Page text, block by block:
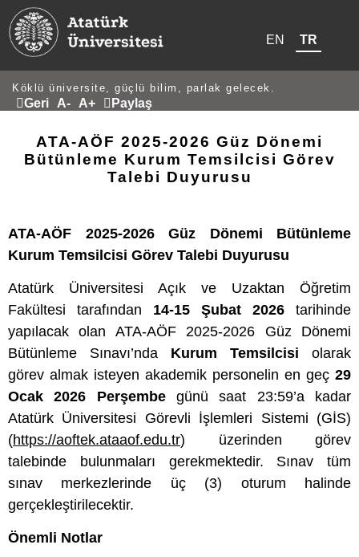
EN TR
Köklü üniversite, güçlü bilim, parlak gelecek.
Geri A- A+ Paylaş
ATA-AÖF 2025-2026 Güz Dönemi
Bütünleme Kurum Temsilcisi Görev
Talebi Duyurusu
ATA-AÖF 2025-2026 Güz Dönemi Bütünleme
Kurum Temsilcisi Görev Talebi Duyurusu
Atatürk Üniversitesi Açık ve Uzaktan Öğretim
Fakültesi tarafından 14-15 Şubat 2026 tarihinde
yapılacak olan ATA-AÖF 2025-2026 Güz Dönemi
Bütünleme Sınavı’nda Kurum Temsilcisi olarak
görev almak isteyen akademik personelin en geç 29
Ocak 2026 Perşembe günü saat 23:59’a kadar
Atatürk Üniversitesi Görevli İşlemleri Sistemi (GİS)
(https://aoftek.ataaof.edu.tr) üzerinden görev
talebinde bulunmaları gerekmektedir. Sınav tüm
sınav merkezlerinde üç (3) oturum halinde
gerçekleştirilecektir.
Önemli Notlar